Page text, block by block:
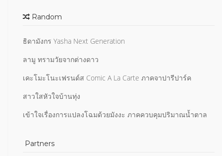
Random
ธิดามังกร Yasha Next Generation
ลามู ทรามวัยจากต่างดาว
เคะโมะโนะเฟรนด์ส Comic A La Carte ภาคจาปารีปาร์ค
สาวใสหัวใจบ้านทุ่ง
เข้าใจเรื่องการแปลงโฉมด้วยมังงะ ภาคควบคุมปริมาณน้ำตาล
Partners